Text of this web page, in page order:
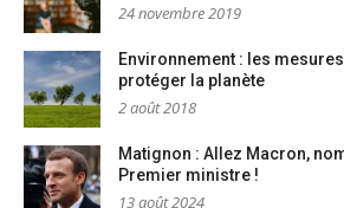
24 novembre 2019
Environnement : les
protéger la planète
2 août 2018
Matignon : Allez Macron,
Premier ministre !
13 août 2024